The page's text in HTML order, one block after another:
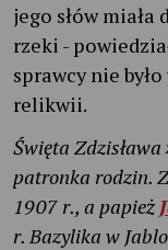
jego słów miała
rzeki -
sprawcy nie
relikwii.
Święta
patronka rodzin.
1907 r., a papież
r. Bazylika w